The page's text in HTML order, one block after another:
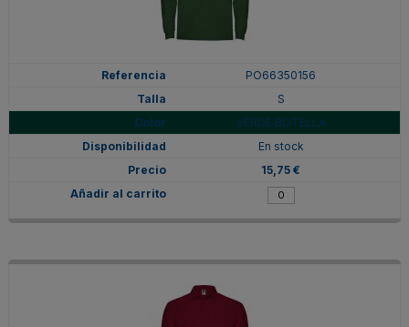
PO66350156
S
VERDE BOTELLA
En stock
15,75 €